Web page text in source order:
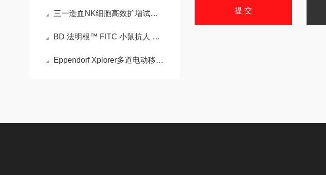
三一造血NK细胞高效扩增试剂盒
BD 法明根™ FITC 小鼠抗人 CD3的特性
Eppendorf Xplorer多道电动移液器的性能